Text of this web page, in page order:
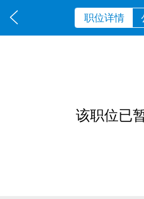
职位详情
该职位已